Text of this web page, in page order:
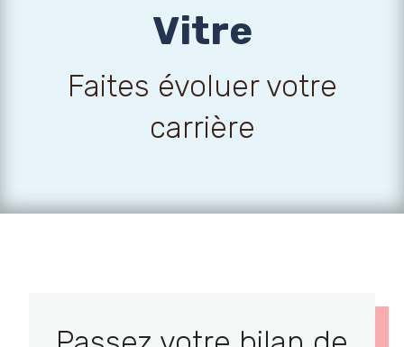
Vitre
Faites évoluer votre
carrière